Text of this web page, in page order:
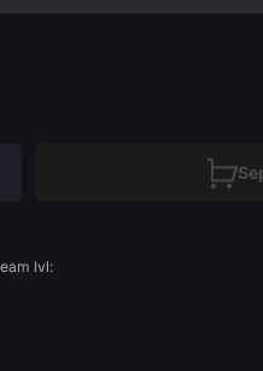
lvl: